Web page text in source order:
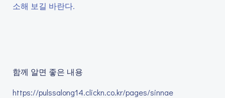
소해 보길 바란다.
함께 알면 좋은 내용
https://pulssalong14.clickn.co.kr/pages/sinnae